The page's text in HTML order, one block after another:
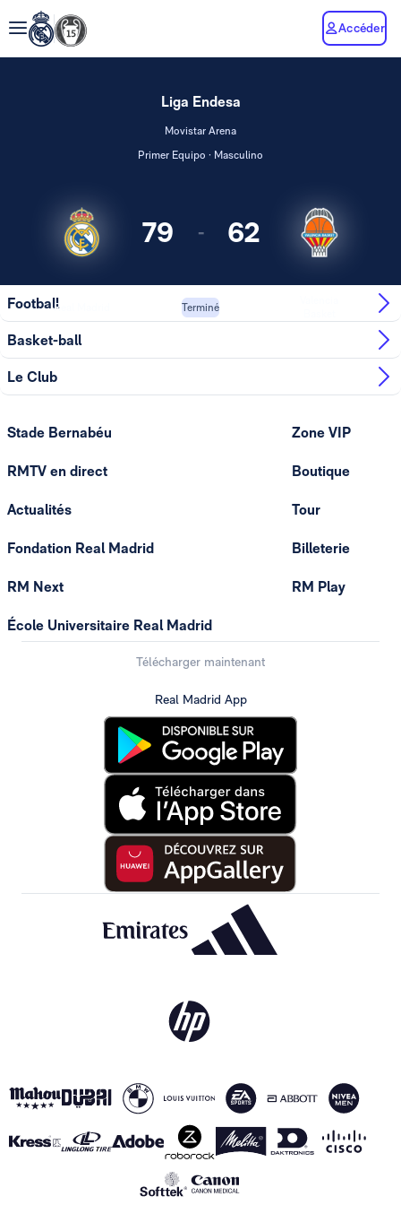
Accéder
Liga Endesa
Movistar Arena
Primer Equipo · Masculino
79 - 62
Real Madrid Terminé
Football
Basket-ball
Le Club
Stade Bernabéu
RMTV en direct
Actualités
Fondation Real Madrid
RM Next
École Universitaire Real Madrid
Zone VIP
Boutique
Tour
Billeterie
RM Play
Télécharger maintenant
Real Madrid App